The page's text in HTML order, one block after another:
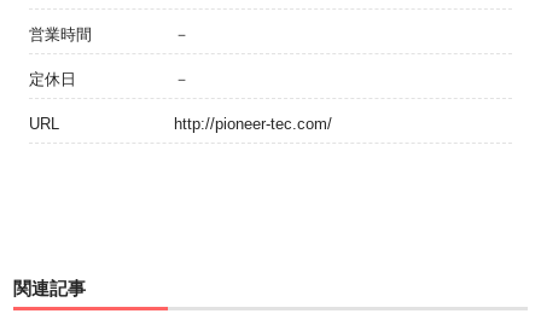
営業時間 －
定休日 －
URL http://pioneer-tec.com/
関連記事